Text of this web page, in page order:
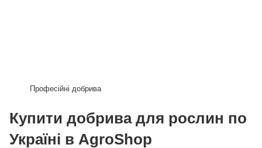
Купити добрива для рослин по
Україні в AgroShop
Професійні добрива